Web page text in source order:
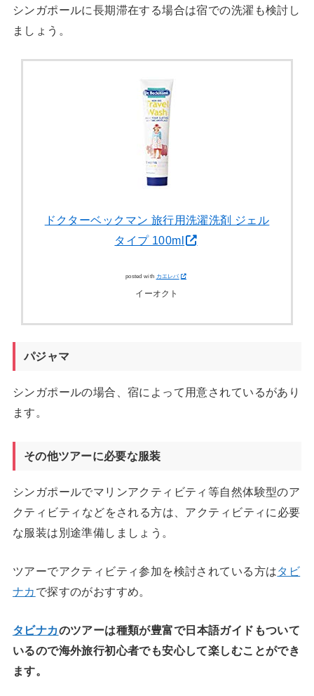
シンガポールに長期滞在する場合は宿での洗濯も検討し
ましょう。
ドクターベックマン 旅行用洗濯洗剤 ジェル
タイプ 100ml
posted with カエレバ
イーオクト
パジャマ
シンガポールの場合、宿によって用意されているがあり
ます。
その他ツアーに必要な服装
シンガポールでマリンアクティビティ等自然体験型のア
クティビティなどをされる方は、アクティビティに必要
な服装は別途準備しましょう。
ツアーでアクティビティ参加を検討されている方はタビ
ナカ で探すのがおすすめ。
タビナカのツアーは種類が豊富で日本語ガイドもついて
いるので海外旅行初心者でも安心して楽しむことができ
ます。